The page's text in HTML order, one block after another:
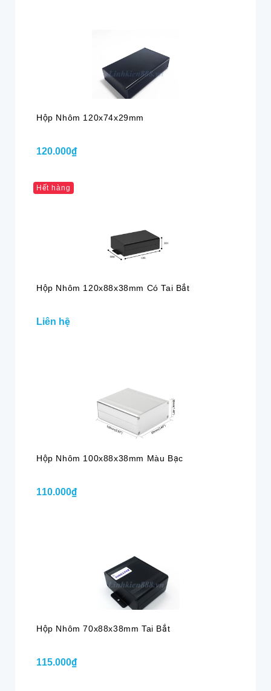
Hộp Nhôm 120x74x29mm
120.000₫
Hết hàng
Hộp Nhôm 120x88x38mm Có Tai Bắt
Liên hệ
Hộp Nhôm 100x88x38mm Màu Bạc
110.000₫
Hộp Nhôm 70x88x38mm Tai Bắt
115.000₫